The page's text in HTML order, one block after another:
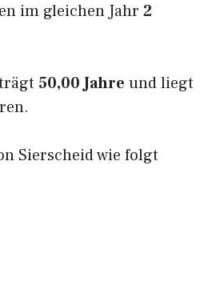
im gleichen Jahr 2
50,00 Jahre und liegt
Sierscheid wie folgt